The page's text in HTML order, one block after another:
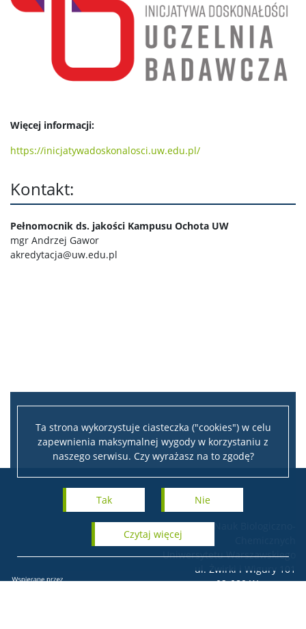
Ta strona wykorzystuje ciasteczka ("cookies") w celu
zapewnienia maksymalnej wygody w korzystaniu z
naszego serwisu. Czy wyrażasz na to zgodę?
Tak Nie
czytaj więcej
Więcej informacji:
https://inicjatywadoskonalosci.uw.edu.pl/
Kontakt:
Pełnomocnik ds. jakości Kampusu Ochota UW
mgr Andrzej Gawor
akredytacja@uw.edu.pl
Centrum Nauk Biologiczno-
Uniwersytetu Warszawskiego
ul. Żwirki i Wigury 101
02-089 Warszawa